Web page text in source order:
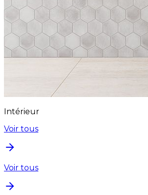
Intérieur
Voir tous
Voir tous